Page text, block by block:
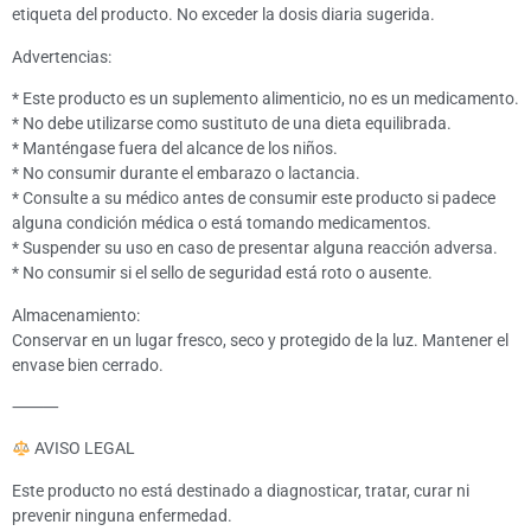
etiqueta del producto. No exceder la dosis diaria sugerida.
Advertencias:
* Este producto es un suplemento alimenticio, no es un medicamento.
* No debe utilizarse como sustituto de una dieta equilibrada.
* Manténgase fuera del alcance de los niños.
* No consumir durante el embarazo o lactancia.
* Consulte a su médico antes de consumir este producto si padece
alguna condición médica o está tomando medicamentos.
* Suspender su uso en caso de presentar alguna reacción adversa.
* No consumir si el sello de seguridad está roto o ausente.
Almacenamiento:
Conservar en un lugar fresco, seco y protegido de la luz. Mantener el
envase bien cerrado.
⸻
AVISO LEGAL
Este producto no está destinado a diagnosticar, tratar, curar ni
prevenir ninguna enfermedad.